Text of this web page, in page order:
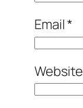
Email*
Website